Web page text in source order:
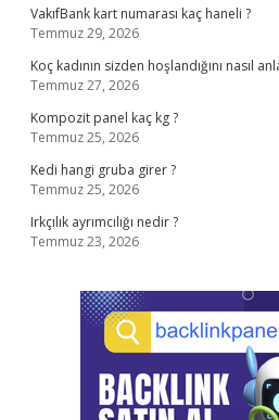
VakıfBank kart numarası kaç haneli ?
Temmuz 29, 2026
Koç kadının sizden hoşlandığını nasıl
Temmuz 27, 2026
Kompozit panel kaç kg ?
Temmuz 25, 2026
Kedi hangi gruba girer ?
Temmuz 25, 2026
Irkçılık ayrımcılığı nedir ?
Temmuz 23, 2026